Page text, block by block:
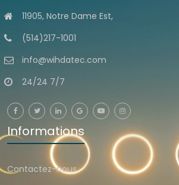
11905, Notre Dame Est,
(514)217-1001
info@wihdatec.com
24/24 7/7
Informations
Contactez-nous